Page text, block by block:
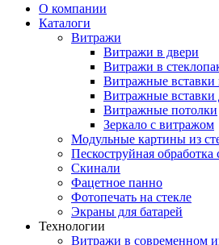
О компании
Каталоги
Витражи
Витражи в двери
Витражи в
Витражные
Витражные вставки
Витражные потолки
Зеркало с витражом
Модульные картины из
Пескоструйная обработка
Скинали
Фацетное панно
Фотопечать на стекле
Экраны для батарей
Технологии
Витражи в современном